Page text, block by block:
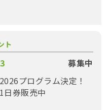
ト
募集中
プログラム決定！
日券販売中